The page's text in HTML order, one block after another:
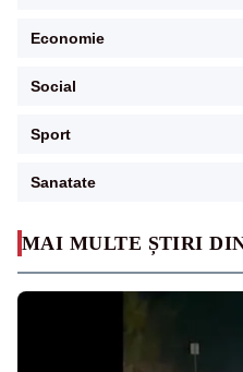
MAI MULTE ȘTIRI
Economie
Social
Sport
Sanatate